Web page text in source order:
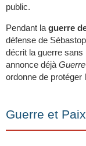
public.
Pendant la guerre
défense de
décrit la guerre
annonce déjà
ordonne de protéger
Guerre et Paix